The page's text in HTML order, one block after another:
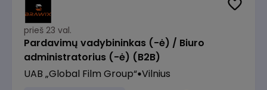
prieš 23 val.
Pardavimų vadybininkas (-ė) / Biuro
administratorius (-ė) (B2B)
UAB „Global Film Group“ Vilnius